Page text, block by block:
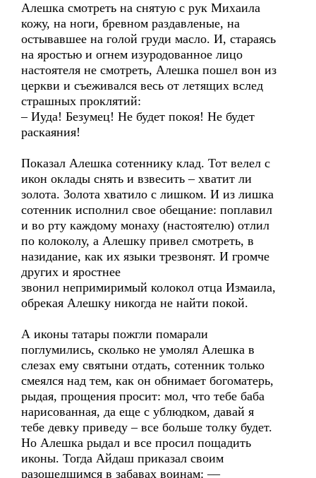
Алешка смотреть на снятую с рук Михаила
кожу, на ноги, бревном раздавленые, на
остывавшее на голой груди масло. И, стараясь
на яростью и огнем изуродованное лицо
настоятеля не смотреть, Алешка пошел вон из
церкви и съеживался весь от летящих вслед
страшных проклятий:
– Иуда! Безумец! Не будет покоя! Не будет
раскаяния!
Показал Алешка сотеннику клад. Тот велел с
икон оклады снять и взвесить – хватит ли
золота. Золота хватило с лишком. И из лишка
сотенник исполнил свое обещание: поплавил
и во рту каждому монаху (настоятелю) отлил
по колоколу, а Алешку привел смотреть, в
назидание, как их языки трезвонят. И громче
других и яростнее
звонил непримиримый колокол отца Измаила,
обрекая Алешку никогда не найти покой.
А иконы татары пожгли помарали
поглумились, сколько не умолял Алешка в
слезах ему святыни отдать, сотенник только
смеялся над тем, как он обнимает богоматерь,
рыдая, прощения просит: мол, что тебе баба
нарисованная, да еще с ублюдком, давай я
тебе девку приведу – все больше толку будет.
Но Алешка рыдал и все просил пощадить
иконы. Тогда Айдаш приказал своим
разошедшимся в забавах воинам: ––